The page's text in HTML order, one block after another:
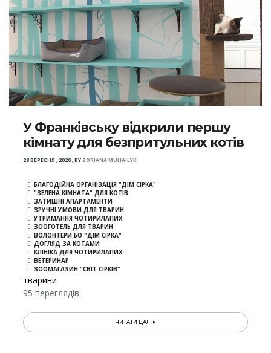
У Франківську відкрили першу
кімнату для безпритульних котів
28 ВЕРЕСНЯ , 2020,BY ZORIANA MUHAILYK
БЛАГОДІЙНА ОРГАНІЗАЦІЯ "ДІМ СІРКА"
"ЗЕЛЕНА КІМНАТА" ДЛЯ КОТІВ
ЗАТИШНІ АПАРТАМЕНТИ
ЗРУЧНІ УМОВИ ДЛЯ ТВАРИН
УТРИМАННЯ ЧОТИРИЛАПИХ
ЗООГОТЕЛЬ ДЛЯ ТВАРИН
ВОЛОНТЕРИ БО "ДІМ СІРКА"
ДОГЛЯД ЗА КОТАМИ
КЛІНІКА ДЛЯ ЧОТИРИЛАПИХ
ВЕТЕРИНАР
ЗООМАГАЗИН "СВІТ СІРКІВ"
тварини
95 переглядів
ЧИТАТИ ДАЛІ